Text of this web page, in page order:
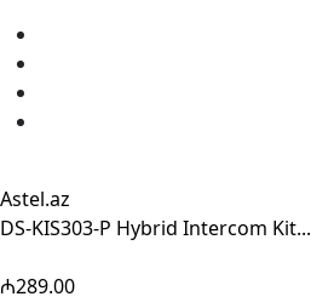
Astel.az
DS-KIS303-P Hybrid Intercom Kit...
₼289.00